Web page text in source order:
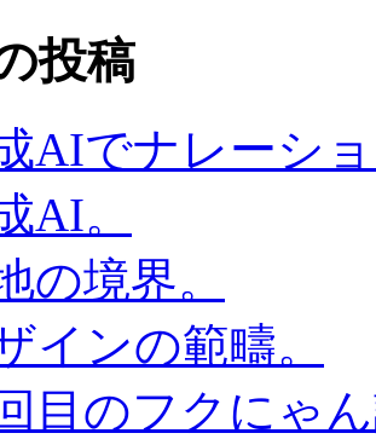
投稿
AIでナレーシ
AI。
の境界。
インの範疇。
目のフクにゃ